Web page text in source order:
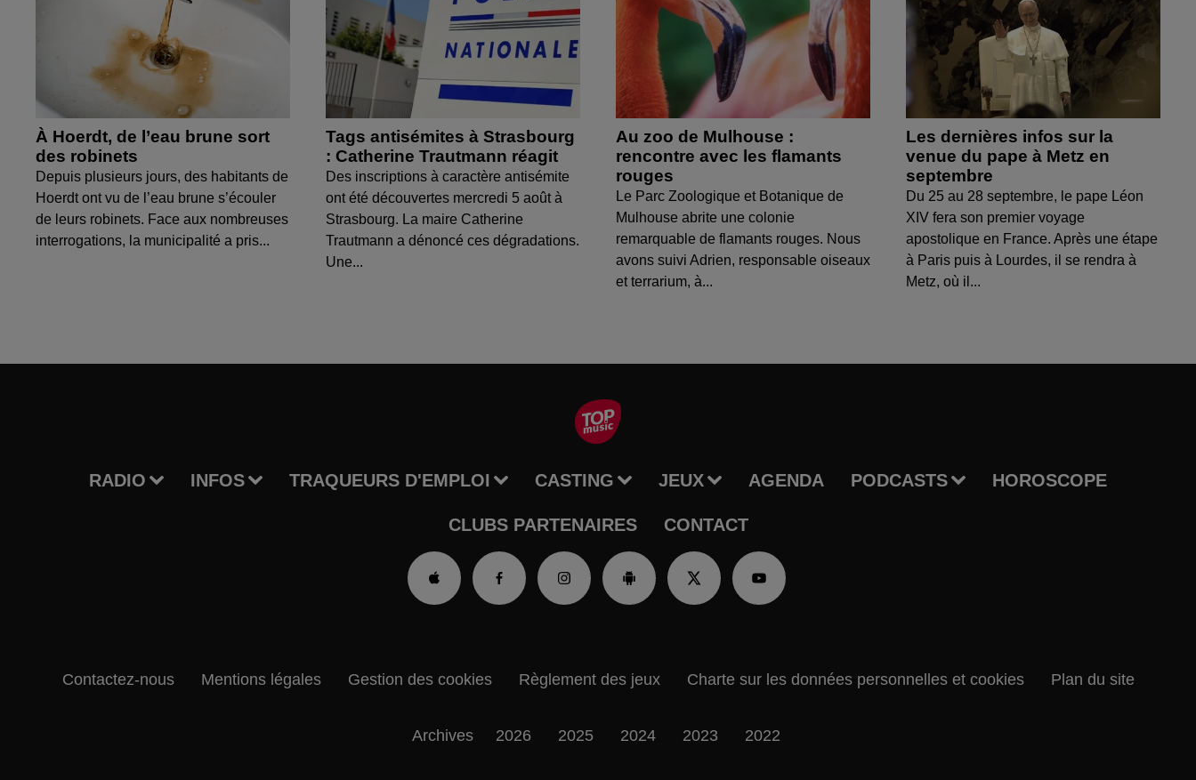
À Hoerdt, de l’eau brune sort
des robinets
Depuis plusieurs jours, des habitants de
Hoerdt ont vu de l’eau brune s’écouler
de leurs robinets. Face aux nombreuses
interrogations, la municipalité a pris...
Tags antisémites à Strasbourg
: Catherine Trautmann réagit
Des inscriptions à caractère antisémite
ont été découvertes mercredi 5 août à
Strasbourg. La maire Catherine
Trautmann a dénoncé ces dégradations.
Une...
Au zoo de Mulhouse :
rencontre avec les flamants
rouges
Le Parc Zoologique et Botanique de
Mulhouse abrite une colonie
remarquable de flamants rouges. Nous
avons suivi Adrien, responsable oiseaux
et terrarium, à...
Les dernières infos sur la
venue du pape à Metz en
septembre
Du 25 au 28 septembre, le pape Léon
XIV fera son premier voyage
apostolique en France. Après une étape
à Paris puis à Lourdes, il se rendra à
Metz, où il...
RADIO INFOS TRAQUEURS D'EMPLOI CASTING JEUX AGENDA PODCASTS HOROSCOPE
CLUBS PARTENAIRES CONTACT
Contactez-nous Mentions légales Gestion des cookies Règlement des jeux Charte sur les données personnelles et cookies Plan du site
Archives 2026 2025 2024 2023 2022